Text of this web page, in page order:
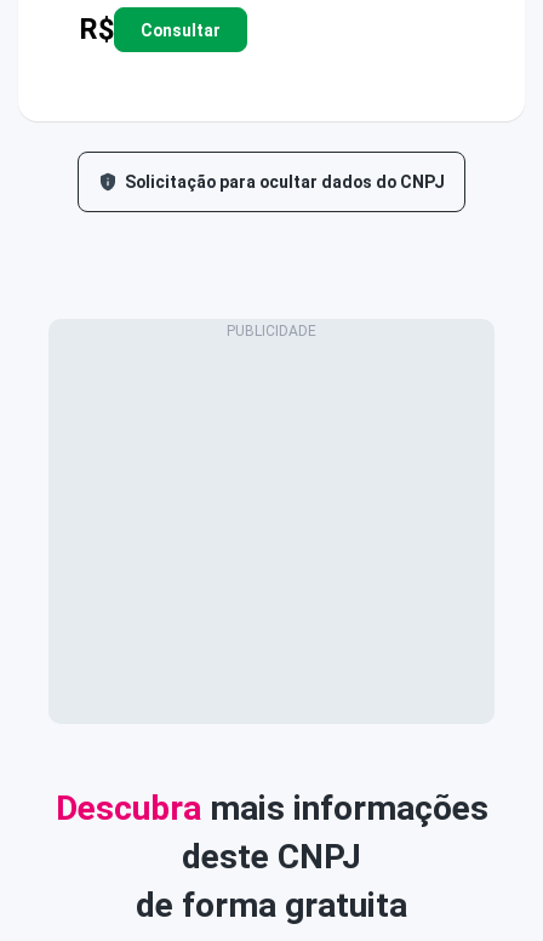
R$ Consultar
Solicitação para ocultar dados do CNPJ
Descubramais informações
deste CNPJ
de forma gratuita